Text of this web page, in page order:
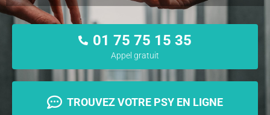
01 75 75 15 35
Appel gratuit
TROUVEZ VOTRE PSY EN LIGNE